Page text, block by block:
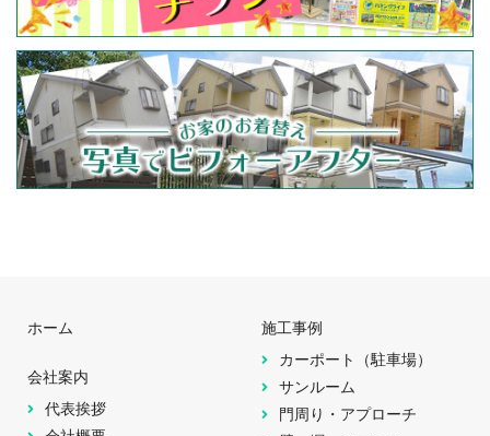
ホーム
会社案内
代表挨拶
施工事例
カーポート（駐車場）
サンルーム
門周り・アプローチ